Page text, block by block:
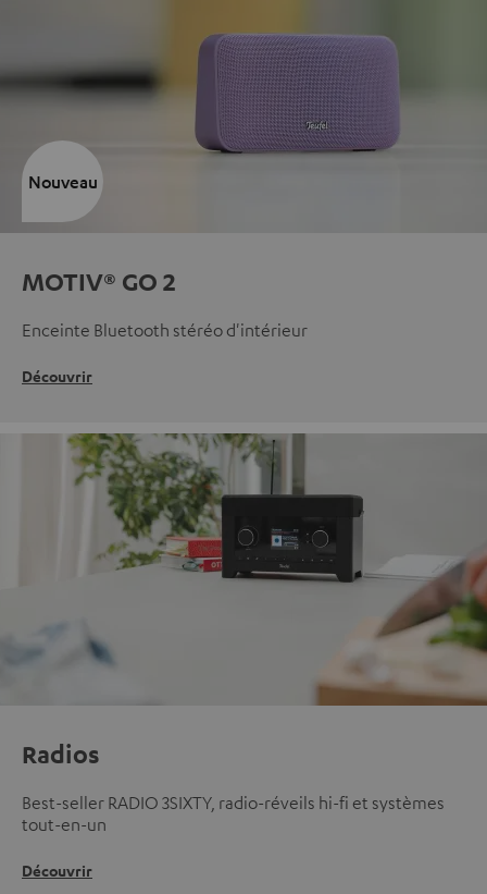
MOTIV® GO 2
Enceinte Bluetooth stéréo d'intérieur
Découvrir
Nouveau
Radios
Best-seller RADIO 3SIXTY, radio-réveils hi-fi et systèmes
tout-en-un
Découvrir